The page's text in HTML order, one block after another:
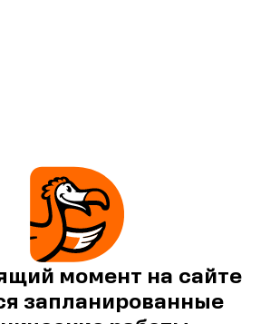
момент на сайте
запланированные